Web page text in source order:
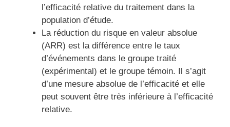
l’efficacité relative du traitement dans la
population d’étude.
La réduction du risque en valeur absolue
(ARR) est la différence entre le taux
d’événements dans le groupe traité
(expérimental) et le groupe témoin. Il s’agit
d’une mesure absolue de l’efficacité et elle
peut souvent être très inférieure à l’efficacité
relative.